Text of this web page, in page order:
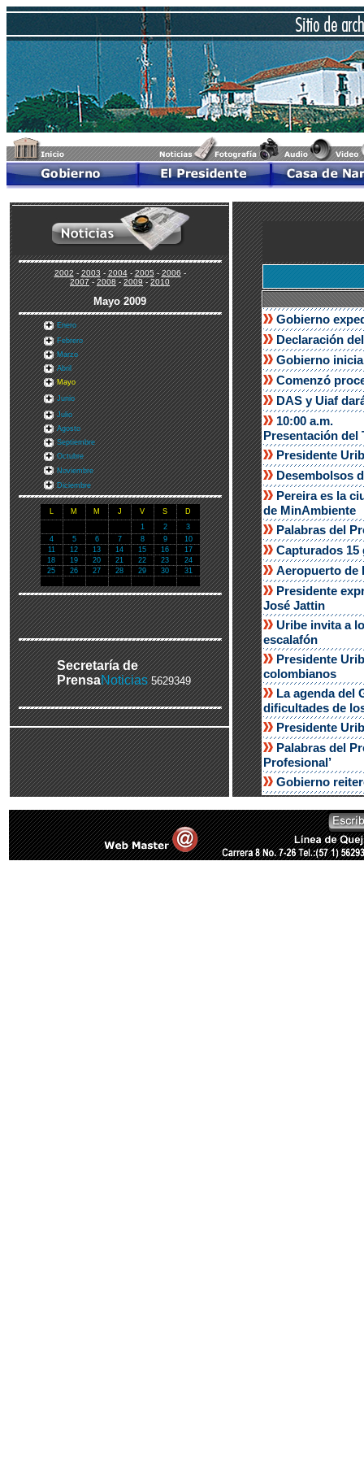
2002-2003-2004-2005-2006-
2007-2008-2009-2010
Mayo 2009
Enero
Febrero
Marzo
Abril
Mayo
Junio
Julio
Agosto
Septiembre
Octubre
Noviembre
Diciembre
L M M J V S
D
1
2
3
4
5 6 7 8 9
10
11
12 13 14 15 16
17
18
19 20 21 22 23
24
25
26 27 28 29 30 31
Secretaría de
PrensaNoticias 5629349
Gobierno
Declaración
Gobierno
Comenzó
DAS y Uiaf
10:00 a.m.
Presentación del
Presidente
Desembolsos
Pereira es la
de MinAmbiente
Palabras del
Capturados 15
Aeropuerto de
Presidente
José Jattin
Uribe invita a
escalafón
Presidente
colombianos
La agenda del
dificultades de
Presidente
Palabras del
Profesional’
Gobierno